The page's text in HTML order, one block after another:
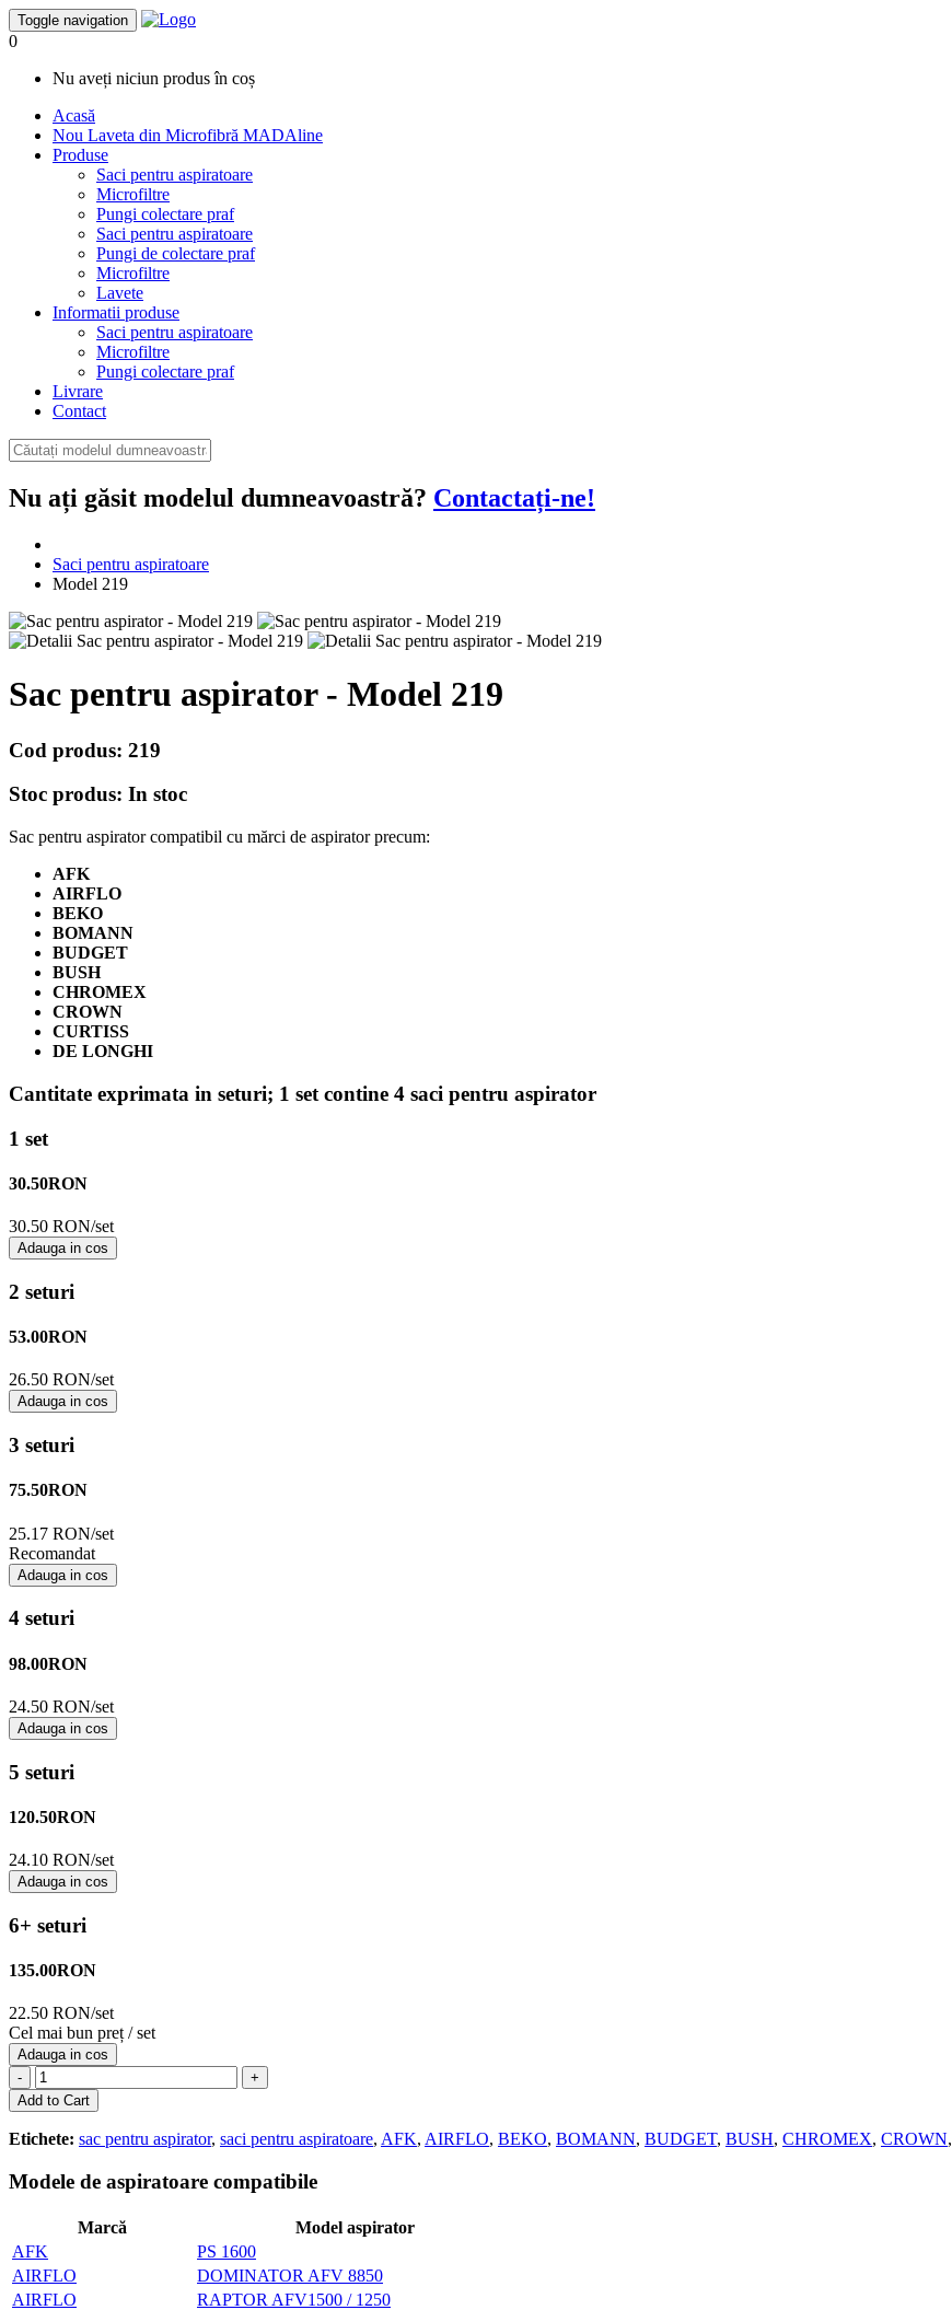
Toggle navigation
0
Nu aveți niciun produs în coș
Acasă
Nou Laveta din Microfibră MADAline
Produse
Saci pentru aspiratoare
Microfiltre
Pungi colectare praf
Saci pentru aspiratoare
Pungi de colectare praf
Microfiltre
Lavete
Informatii produse
Saci pentru aspiratoare
Microfiltre
Pungi colectare praf
Livrare
Contact
Nu ați găsit modelul dumneavoastră? Contactați-ne!
Saci pentru aspiratoare
Model 219
Sac pentru aspirator - Model 219
Cod produs: 219
Stoc produs: In stoc
Sac pentru aspirator compatibil cu mărci de aspirator precum:
AFK
AIRFLO
BEKO
BOMANN
BUDGET
BUSH
CHROMEX
CROWN
CURTISS
DE LONGHI
Cantitate exprimata in seturi; 1 set contine 4 saci pentru aspirator
1 set
30.50RON
30.50 RON/set
Adauga in cos
2 seturi
53.00RON
26.50 RON/set
Adauga in cos
3 seturi
75.50RON
25.17 RON/set
Recomandat
Adauga in cos
4 seturi
98.00RON
24.50 RON/set
Adauga in cos
5 seturi
120.50RON
24.10 RON/set
Adauga in cos
6+ seturi
135.00RON
22.50 RON/set
Cel mai bun preț / set
Adauga in cos
-
+
Add to Cart
Etichete: sac pentru aspirator, saci pentru aspiratoare, AFK, AIRFLO, BEKO, BOMANN, BUDGET, BUSH, CHROMEX, CROWN,
Modele de aspiratoare compatibile
Marcă
Model aspirator
AFK
PS 1600
AIRFLO
DOMINATOR AFV 8850
AIRFLO
RAPTOR AFV1500 / 1250